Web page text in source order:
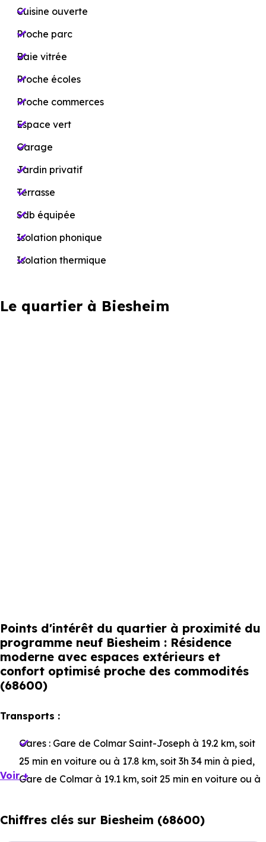
Cuisine ouverte
Proche parc
Baie vitrée
Proche écoles
Proche commerces
Espace vert
Garage
Jardin privatif
Terrasse
Sdb équipée
Isolation phonique
Isolation thermique
Le quartier à Biesheim
Points d'intérêt du quartier à proximité du
programme neuf Biesheim : Résidence
moderne avec espaces extérieurs et
confort optimisé proche des commodités
(68600)
Transports :
Gares : Gare de Colmar Saint-Joseph à 19.2 km, soit
25 min en voiture ou à 17.8 km, soit 3h 34 min à pied,
Gare de Colmar à 19.1 km, soit 25 min en voiture ou à
Mésanges à 19.5 km, soit 26 min en voiture ou à 18.7
Voir +
Chiffres clés sur Biesheim (68600)